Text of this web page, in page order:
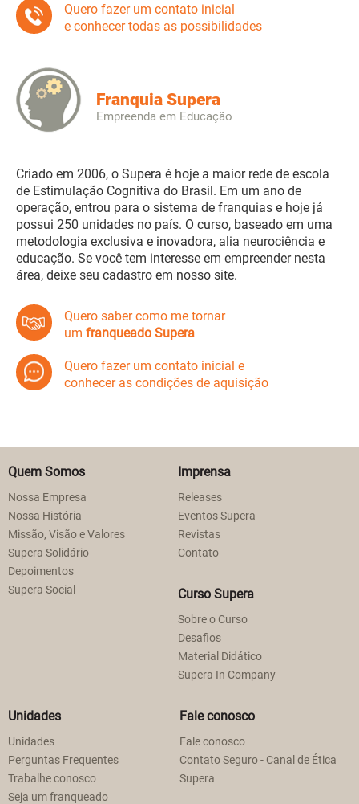
Quero fazer um contato inicial
e conhecer todas as possibilidades
Franquia Supera
Empreenda em Educação
Criado em 2006, o Supera é hoje a maior rede de escola
de Estimulação Cognitiva do Brasil. Em um ano de
operação, entrou para o sistema de franquias e hoje já
possui 250 unidades no país. O curso, baseado em uma
metodologia exclusiva e inovadora, alia neurociência e
educação. Se você tem interesse em empreender nesta
área, deixe seu cadastro em nosso site.
Quero saber como me tornar
um franqueado Supera
Quero fazer um contato inicial e
conhecer as condições de aquisição
Quem Somos
Nossa Empresa
Nossa História
Missão, Visão e Valores
Supera Solidário
Depoimentos
Supera Social
Imprensa
Releases
Eventos Supera
Revistas
Contato
Curso Supera
Sobre o Curso
Desafios
Material Didático
Supera In Company
Unidades
Unidades
Perguntas Frequentes
Trabalhe conosco
Seja um franqueado
Fale conosco
Fale conosco
Contato Seguro - Canal de Ética
Supera